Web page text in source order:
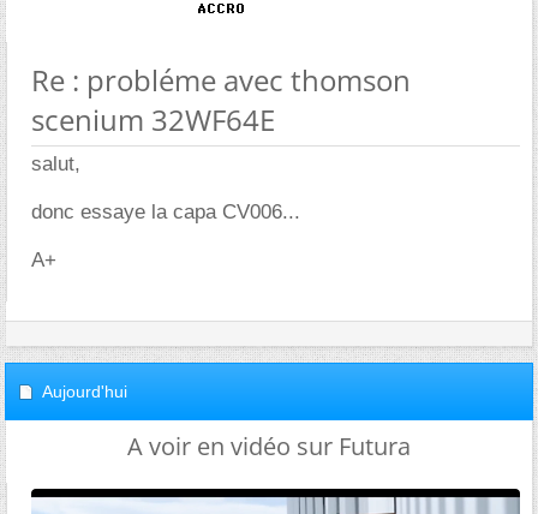
Re : probléme avec thomson
scenium 32WF64E
salut,
donc essaye la capa CV006...
A+
Aujourd'hui
A voir en vidéo sur Futura